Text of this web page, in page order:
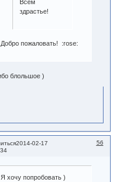
Всем
здрастье!
Добро пожаловать! :rose:
блольшое )
56
2014-02-17
Я хочу попробовать )